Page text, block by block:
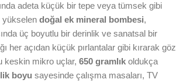
adeta küçük bir tepe veya tümsek gibi
yükselen doğal ek mineral bombesi,
üç boyutlu bir derinlik ve sanatsal bir
her açıdan küçük pırlantalar gibi kırarak göz
keskin mikro uçlar, 650 gramlık oldukça
boyu sayesinde çalışma masaları, TV